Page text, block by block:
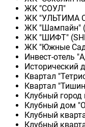
ЖК "СОУЛ"
ЖК "УЛЬТИМА
ЖК "Шампайн"
ЖК "ШИФТ"
ЖК "Южные
Инвест-отель
Исторический
Квартал
Квартал
Клубный
Клубный дом
Клубный
Клубный